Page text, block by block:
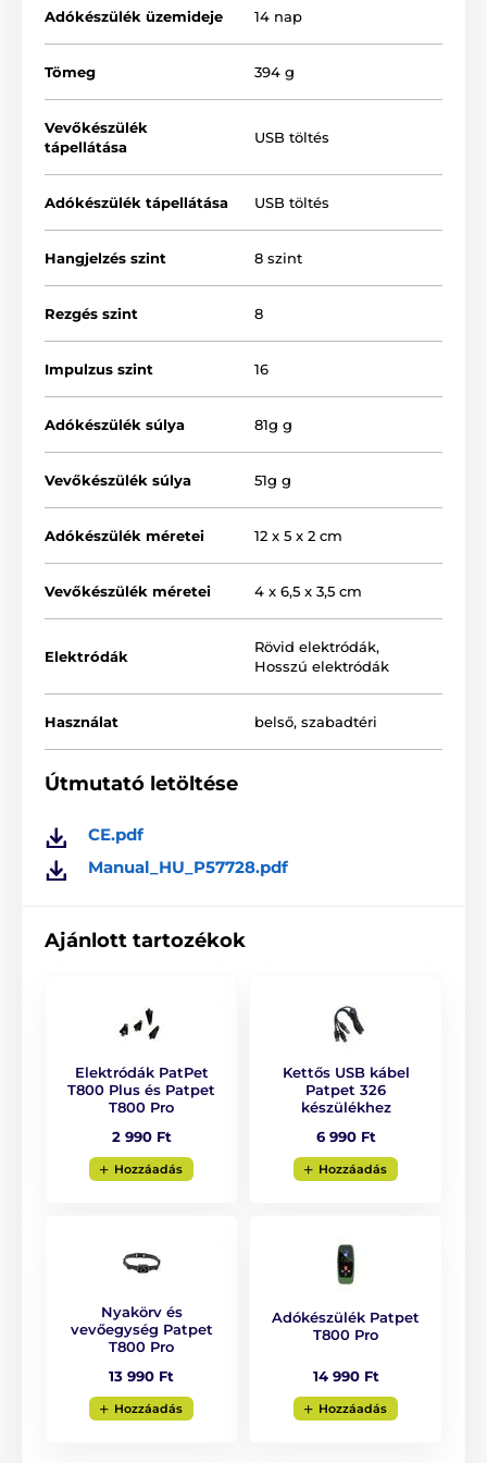
Távirányító segítségével választhatsz a
a rezgés (8 szint) és az impulzus (akár 16 szint)
között. Az1000 méteres
köszönhetően kutyádat nagyobb távolságból is
ellenőrizheted. Nem hiányozhat a biztonsági zár sem,
amely megakadályozza az
impulzus
A nyakörv érzékeli a ugatást, és akár
érdekében az eszköz
védelmi üzemmóddal
rendelkezik, amely akkor lép működésbe, ha a kutya
egymás után hatszor aktiválja a nyakörvet – ekkor a
funkció ideiglenesen szünetel.
Adókészülék üzemideje 14 nap
Tömeg 394 g
Vevőkészülék
tápellátása
USB töltés
Adókészülék tápellátása USB töltés
Hangjelzés szint 8 szint
Rezgés szint 8
Impulzus szint 16
Adókészülék súlya 81g g
Vevőkészülék súlya 51g g
Adókészülék méretei 12 x 5 x 2 cm
Vevőkészülék méretei 4 x 6,5 x 3,5 cm
Elektródák
Rövid elektródák,
Hosszú elektródák
Használat belső, szabadtéri
Útmutató letöltése
CE.pdf
Manual_HU_P57728.pdf
Ajánlott tartozékok
Elektródák PatPet
T800 Plus és Patpet
T800 Pro
2 990 Ft
Hozzáadás
Kettős USB kábel
Patpet 326
készülékhez
6 990 Ft
Hozzáadás
Nyakörv és
vevőegység Patpet
T800 Pro
13 990 Ft
Hozzáadás
Adókészülék Patpet
T800 Pro
14 990 Ft
Hozzáadás